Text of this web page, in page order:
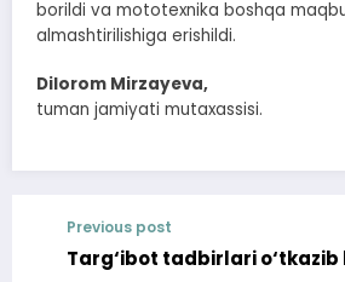
borildi va mototexnika boshqa
almashtirilishiga erishildi.
Dilorom Mirzayeva,
tuman jamiyati mutaxassisi.
Previous post
Targ‘ibot tadbirlari